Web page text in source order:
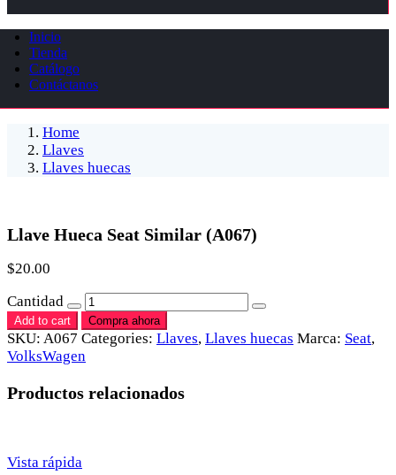
Inicio
Tienda
Catálogo
Contáctanos
Home
Llaves
Llaves huecas
Llave Hueca Seat Similar (A067)
$20.00
Cantidad
Add to cart Compra ahora
SKU: A067 Categories: Llaves, Llaves huecas Marca: Seat,
VolksWagen
Productos relacionados
Vista rápida